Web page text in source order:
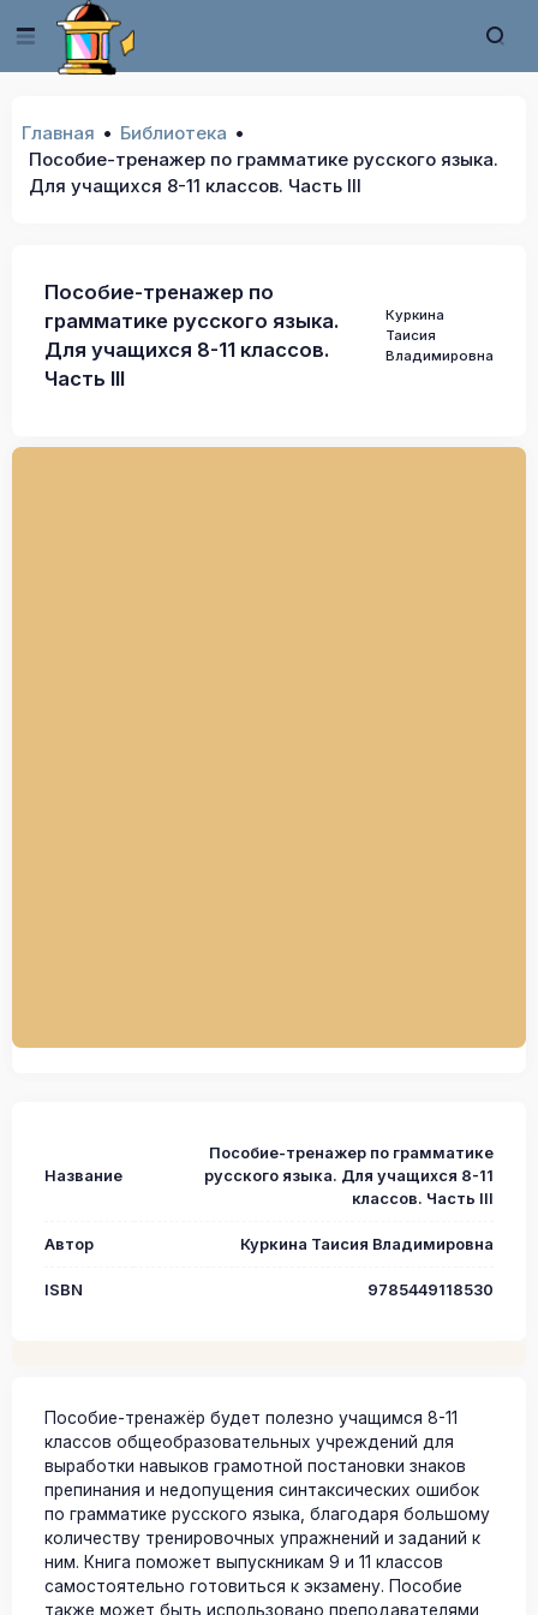
Главная
Библиотека
Пособие-тренажер по грамматике русского языка.
Для учащихся 8-11 классов. Часть III
Пособие-тренажер по
грамматике русского языка.
Для учащихся 8-11 классов.
Часть III
Куркина
Таисия
Владимировна
Название
Пособие-тренажер по грамматике
русского языка. Для учащихся 8-11
классов. Часть III
Автор Куркина Таисия Владимировна
ISBN 9785449118530
Пособие-тренажёр будет полезно учащимся 8-11
классов общеобразовательных учреждений для
выработки навыков грамотной постановки знаков
препинания и недопущения синтаксических ошибок
по грамматике русского языка, благодаря большому
количеству тренировочных упражнений и заданий к
ним. Книга поможет выпускникам 9 и 11 классов
самостоятельно готовиться к экзамену. Пособие
также может быть использовано преподавателями